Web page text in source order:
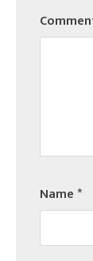
Name*